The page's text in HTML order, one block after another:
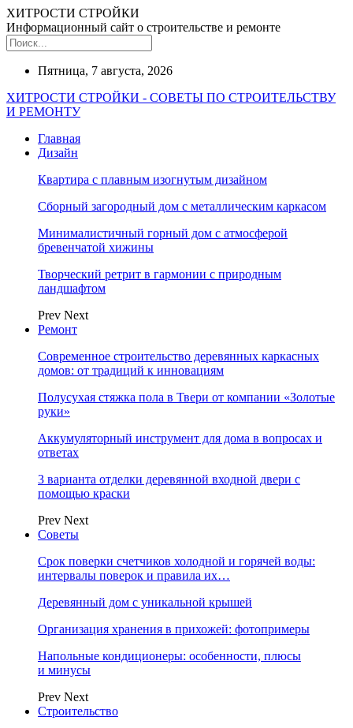
ХИТРОСТИ СТРОЙКИ
Информационный сайт о строительстве и ремонте
Пятница, 7 августа, 2026
ХИТРОСТИ СТРОЙКИ - СОВЕТЫ ПО СТРОИТЕЛЬСТВУ
И РЕМОНТУ
Главная
Дизайн
Квартира с плавным изогнутым дизайном
Сборный загородный дом с металлическим каркасом
Минималистичный горный дом с атмосферой
бревенчатой хижины
Творческий ретрит в гармонии с природным
ландшафтом
Prev Next
Ремонт
Современное строительство деревянных каркасных
домов: от традиций к инновациям
Полусухая стяжка пола в Твери от компании «Золотые
руки»
Аккумуляторный инструмент для дома в вопросах и
ответах
3 варианта отделки деревянной входной двери с
помощью краски
Prev Next
Советы
Срок поверки счетчиков холодной и горячей воды:
интервалы поверок и правила их…
Деревянный дом с уникальной крышей
Организация хранения в прихожей: фотопримеры
Напольные кондиционеры: особенности, плюсы
и минусы
Prev Next
Строительство